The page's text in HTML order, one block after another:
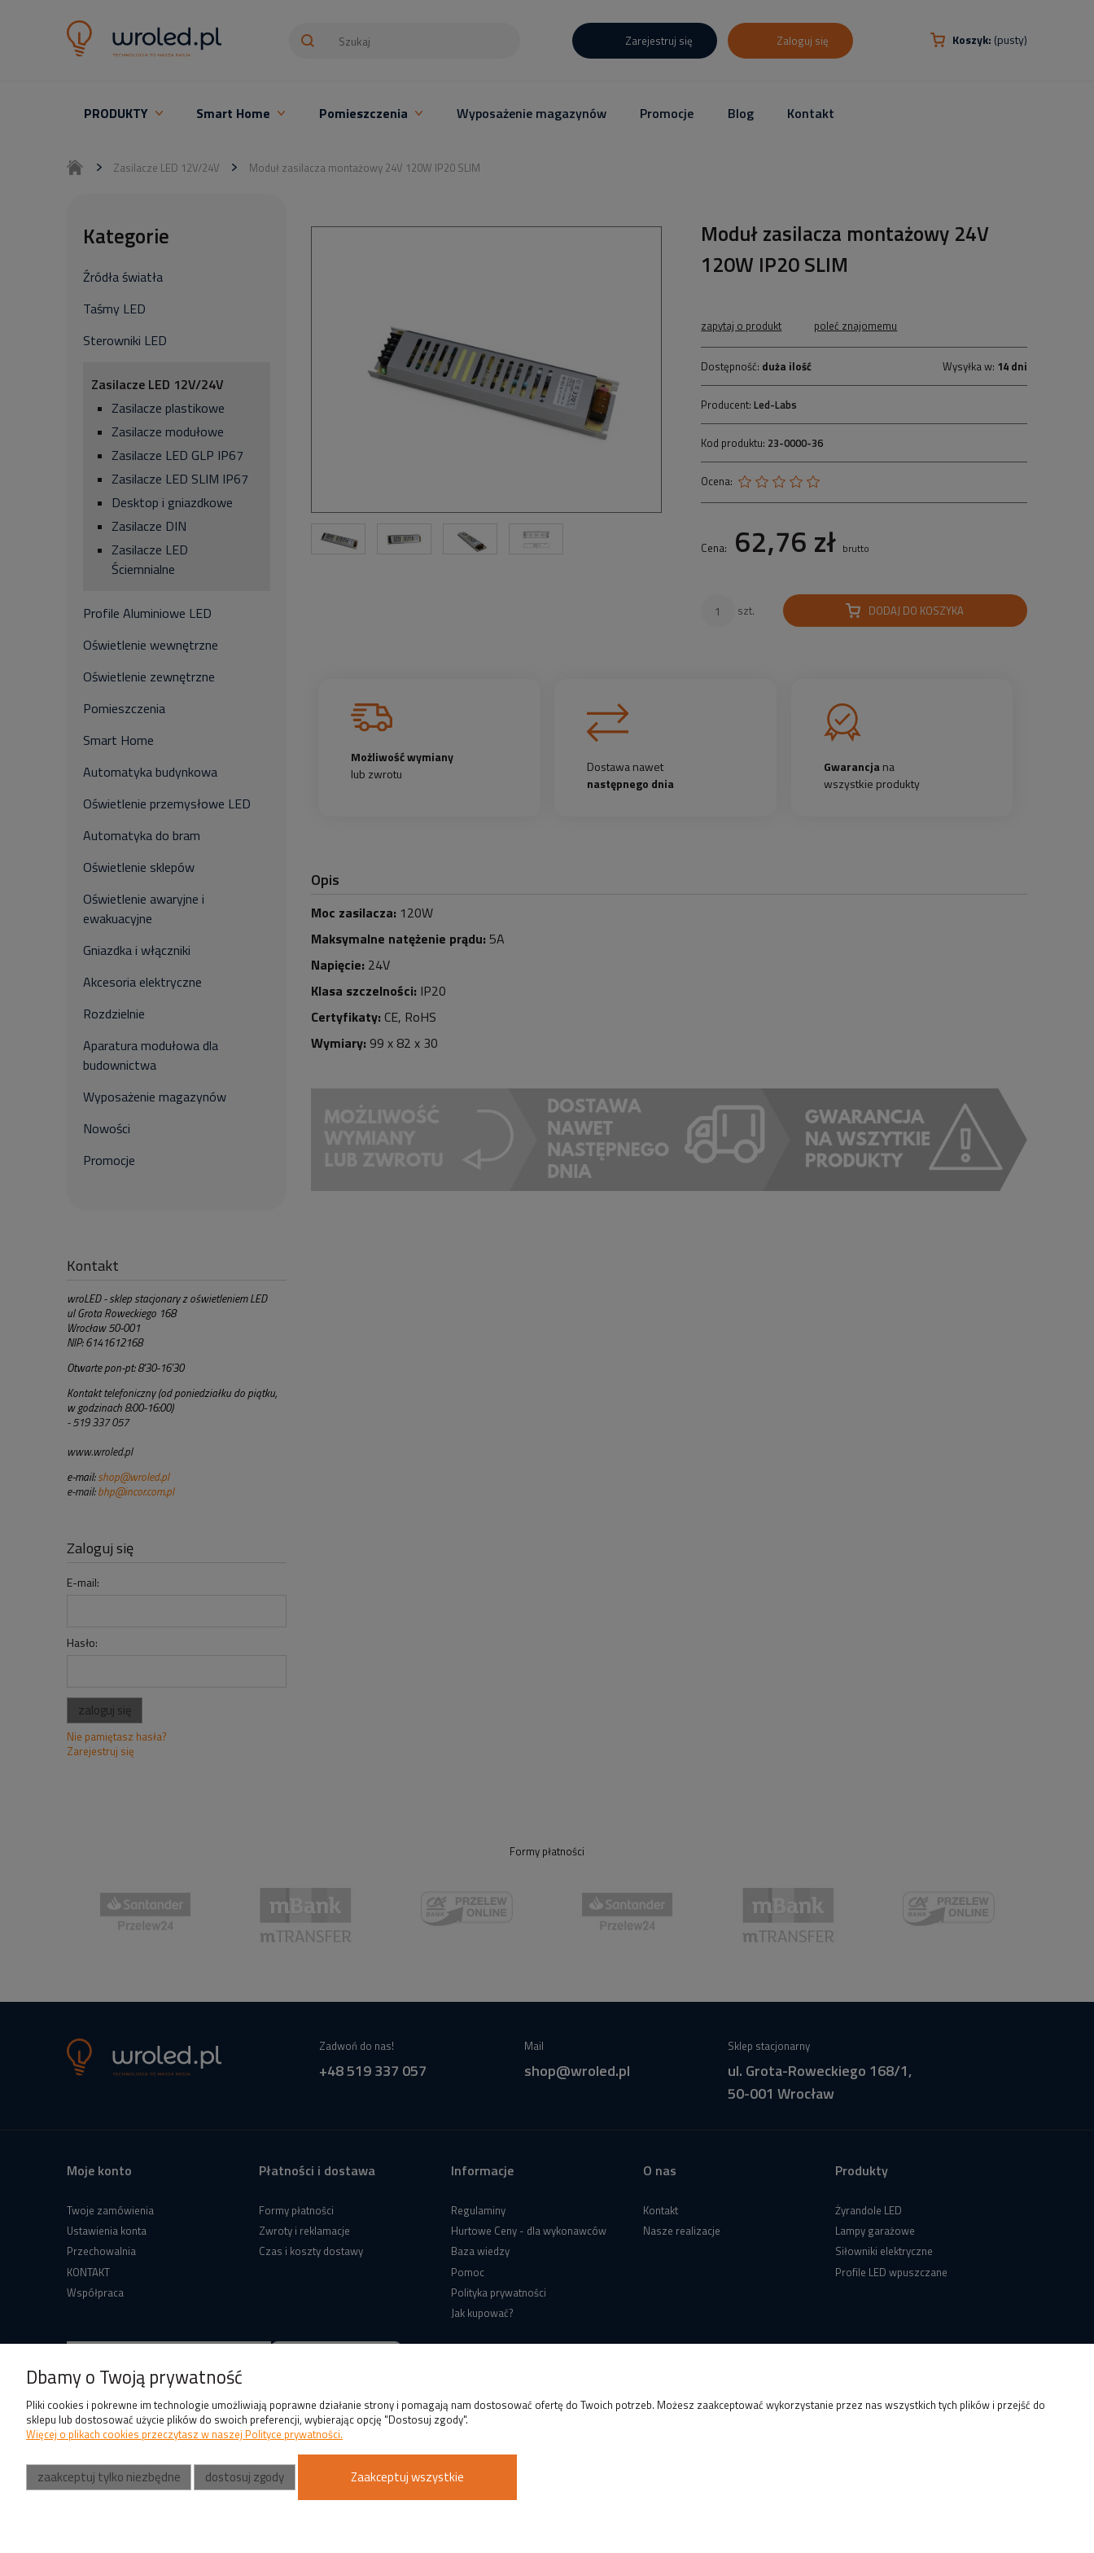
Koszyk: (pusty)
Zarejestruj się Zaloguj się
PRODUKTY Smart Home Pomieszczenia Wyposażenie magazynów Promocje Blog Kontakt
Zasilacze LED 12V/24V Moduł zasilacza montażowy 24V 120W IP20 SLIM
Kategorie
Źródła światła
Taśmy LED
Sterowniki LED
Zasilacze LED 12V/24V
Zasilacze plastikowe
Zasilacze modułowe
Zasilacze LED GLP IP67
Zasilacze LED SLIM IP67
Desktop i gniazdkowe
Zasilacze DIN
Zasilacze LED
Ściemnialne
Profile Aluminiowe LED
Oświetlenie wewnętrzne
Oświetlenie zewnętrzne
Pomieszczenia
Smart Home
Automatyka budynkowa
Oświetlenie przemysłowe LED
Automatyka do bram
Oświetlenie sklepów
Oświetlenie awaryjne i
ewakuacyjne
Gniazdka i włączniki
Akcesoria elektryczne
Rozdzielnie
Aparatura modułowa dla
budownictwa
Wyposażenie magazynów
Nowości
Promocje
Kontakt
wroLED - sklep stacjonary z oświetleniem LED
ul Grota Roweckiego 168
Wrocław 50-001
NIP: 6141612168
Otwarte pon-pt: 8'30-16'30
Kontakt telefoniczny (od poniedziałku do piątku,
w godzinach 8:00-16:00)
- 519 337 057
www.wroled.pl
e-mail: shop@wroled.pl
e-mail:bhp@incor.com.pl
Zaloguj się
E-mail:
Hasło:
zaloguj się
Nie pamiętasz hasła?
Zarejestruj się
Moduł zasilacza montażowy 24V
120W IP20 SLIM
zapytaj o produkt poleć znajomemu
Dostępność: duża ilość Wysyłka w: 14 dni
Producent:Led-Labs
Kod produktu: 23-0000-36
Ocena:
Cena: 62,76 zł brutto
szt. DODAJ DO KOSZYKA
Możliwość wymiany
lub zwrotu
Dostawa nawet
następnego dnia
Gwarancjana
wszystkie produkty
Opis
Moc zasilacza: 120W
Maksymalne natężenie prądu: 5A
Napięcie: 24V
Klasa szczelności: IP20
Certyfikaty: CE, RoHS
Wymiary: 99 x 82 x 30
Formy płatności
Zadwoń do nas!
+48 519 337 057
Mail
shop@wroled.pl
Sklep stacjonarny
ul. Grota-Roweckiego 168/1,
50-001 Wrocław
Moje konto
Twoje zamówienia
Ustawienia konta
Przechowalnia
KONTAKT
Współpraca
Płatności i dostawa
Formy płatności
Zwroty i reklamacje
Czas i koszty dostawy
Informacje
Regulaminy
Hurtowe Ceny - dla wykonawców
Baza wiedzy
Pomoc
Polityka prywatności
Jak kupować?
O nas
Kontakt
Nasze realizacje
Produkty
Żyrandole LED
Lampy garażowe
Siłowniki elektryczne
Profile LED wpuszczane
Dbamy o Twoją prywatność
Pliki cookies i pokrewne im technologie umożliwiają poprawne działanie strony i pomagają nam dostosować ofertę do Twoich potrzeb. Możesz zaakceptować wykorzystanie przez nas wszystkich tych plików i przejść do
sklepu lub dostosować użycie plików do swoich preferencji, wybierając opcję "Dostosuj zgody".
Więcej o plikach cookies przeczytasz w naszej Polityce prywatności.
zaakceptuj tylko niezbędne dostosuj zgody Zaakceptuj wszystkie